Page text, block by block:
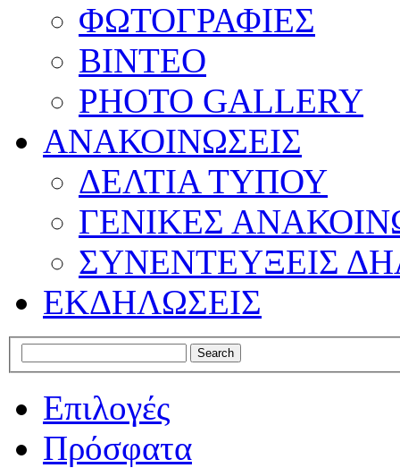
ΦΩΤΟΓΡΑΦΙΕΣ
ΒΙΝΤΕΟ
PHOTO GALLERY
ΑΝΑΚΟΙΝΩΣΕΙΣ
ΔΕΛΤΙΑ ΤΥΠΟΥ
ΓΕΝΙΚΕΣ
ΣΥΝΕΝΤΕΥΞΕΙΣ
ΕΚΔΗΛΩΣΕΙΣ
Επιλογές
Πρόσφατα